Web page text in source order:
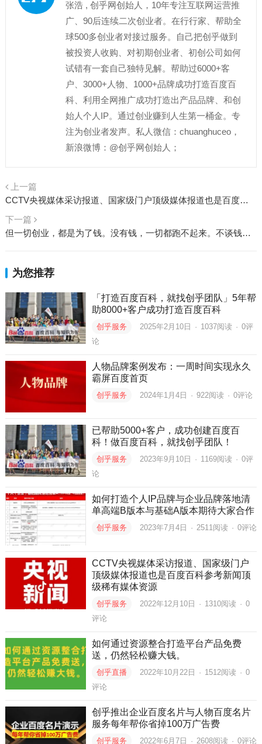
张浩 , 创乎网创始人，10年专注互联网运营推
广、90后连续二次创业者。在行行家、帮助全
球500多创业者对接过服务。自己把创乎做到
被投资人收购、对初期创业者、初创公司如何
试错有一套自己独特见解。帮助过6000+客
户、3000+人物、1000+品牌成功打造百度百
科、利用全网推广成功打造出产品品牌、和创
始人个人IP。通过创业赚到人生第一桶金。专
注为创业者发声。私人微信：chuanghuceo，
新浪微博：@创乎网创始人；
上一篇
CCTV央视媒体采访报道、国家级门户顶级媒体报道也是百度百科参考新闻顶级稀有媒体资源
下一篇
但一切创业，都是为了钱。没有钱，一切都跑不起来。不谈钱，才是真正的耍流氓
为您推荐
「打造百度百科，就找创乎团队」5年帮
助8000+客户成功打造百度百科
创乎服务 2025年2月10日 · 1037阅读 · 0评
论
人物品牌案例发布：一周时间实现永久
霸屏百度首页
创乎服务 2024年1月4日 · 922阅读 · 0评论
已帮助5000+客户，成功创建百度百
科！做百度百科，就找创乎团队！
创乎服务 2023年9月10日 · 1169阅读 · 0评
论
如何打造个人IP品牌与企业品牌落地清
单高端B版本与基础A版本期待大家合作
创乎服务 2023年7月4日 · 2511阅读 · 0评论
CCTV央视媒体采访报道、国家级门户
顶级媒体报道也是百度百科参考新闻顶
级稀有媒体资源
创乎服务 2022年12月10日 · 1310阅读 · 0
评论
如何通过资源整合打造平台产品免费
送，仍然轻松赚大钱。
创乎直播 2022年10月22日 · 1512阅读 · 0
评论
创乎推出企业百度名片与人物百度名片
服务每年帮你省掉100万广告费
创乎服务 2022年6月7日 · 2608阅读 · 0评论